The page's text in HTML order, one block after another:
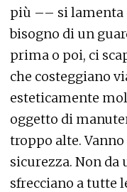
più –– si lamenta
bisogno di un
prima o poi, ci
che costeggiano
esteticamente
oggetto di
troppo alte. Vanno
sicurezza. Non
sfrecciano a tutte